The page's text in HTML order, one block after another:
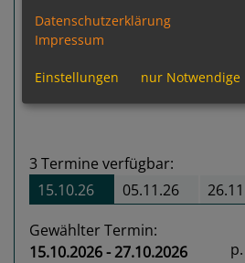
Previous
3 Termine verfügbar:
15.10.26
05.11.26
Gewählter Termin:
15.10.2026 - 27.10.2026
Datenschutzerklärung
Impressum
Einstellungen nur Notwendige